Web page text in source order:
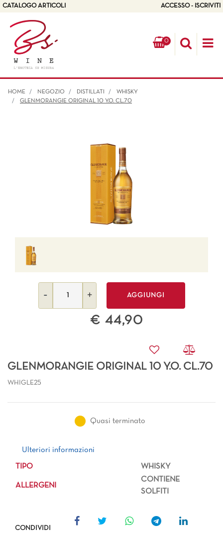
CATALOGO ARTICOLI ACCESSO - ISCRIVITI
0
HOME NEGOZIO DISTILLATI
WHISKY
GLENMORANGIE ORIGINAL 10 Y.O. CL.70
AGGIUNGI
€ 44,90
GLENMORANGIE ORIGINAL 10 Y.O. CL.70
WHIGLE25
Quasi terminato
Ulteriori informazioni
Ulteriori informazioni
TIPO WHISKY
ALLERGENI
CONTIENE
SOLFITI
CONDIVIDI